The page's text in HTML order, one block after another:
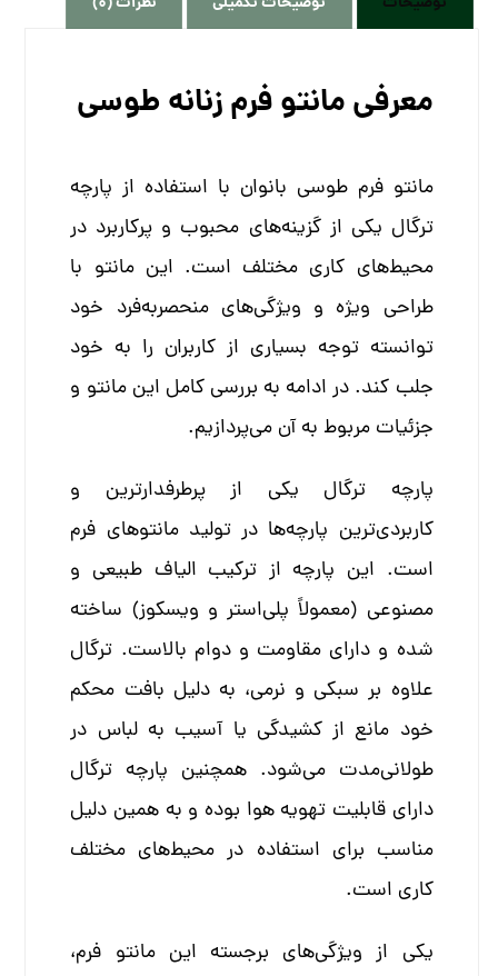
معرفی مانتو فرم زنانه طوسی
مانتو فرم طوسی بانوان با استفاده از پارچه
ترگال یکی از گزینه‌های محبوب و پرکاربرد در
محیط‌های کاری مختلف است. این مانتو با
طراحی ویژه و ویژگی‌های منحصربه‌فرد خود
توانسته توجه بسیاری از کاربران را به خود
جلب کند. در ادامه به بررسی کامل این مانتو و
جزئیات مربوط به آن می‌پردازیم.
پارچه ترگال یکی از پرطرفدارترین و
کاربردی‌ترین پارچه‌ها در تولید مانتوهای فرم
است. این پارچه از ترکیب الیاف طبیعی و
مصنوعی (معمولاً پلی‌استر و ویسکوز) ساخته
شده و دارای مقاومت و دوام بالاست. ترگال
علاوه بر سبکی و نرمی، به دلیل بافت محکم
خود مانع از کشیدگی یا آسیب به لباس در
طولانی‌مدت می‌شود. همچنین پارچه ترگال
دارای قابلیت تهویه هوا بوده و به همین دلیل
مناسب برای استفاده در محیط‌های مختلف
کاری است.
یکی از ویژگی‌های برجسته این مانتو فرم،